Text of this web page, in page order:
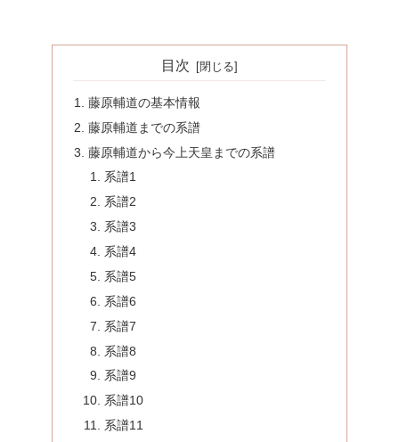
目次
藤原輔道の基本情報
藤原輔道までの系譜
藤原輔道から今上天皇までの系譜
系譜1
系譜2
系譜3
系譜4
系譜5
系譜6
系譜7
系譜8
系譜9
系譜10
系譜11